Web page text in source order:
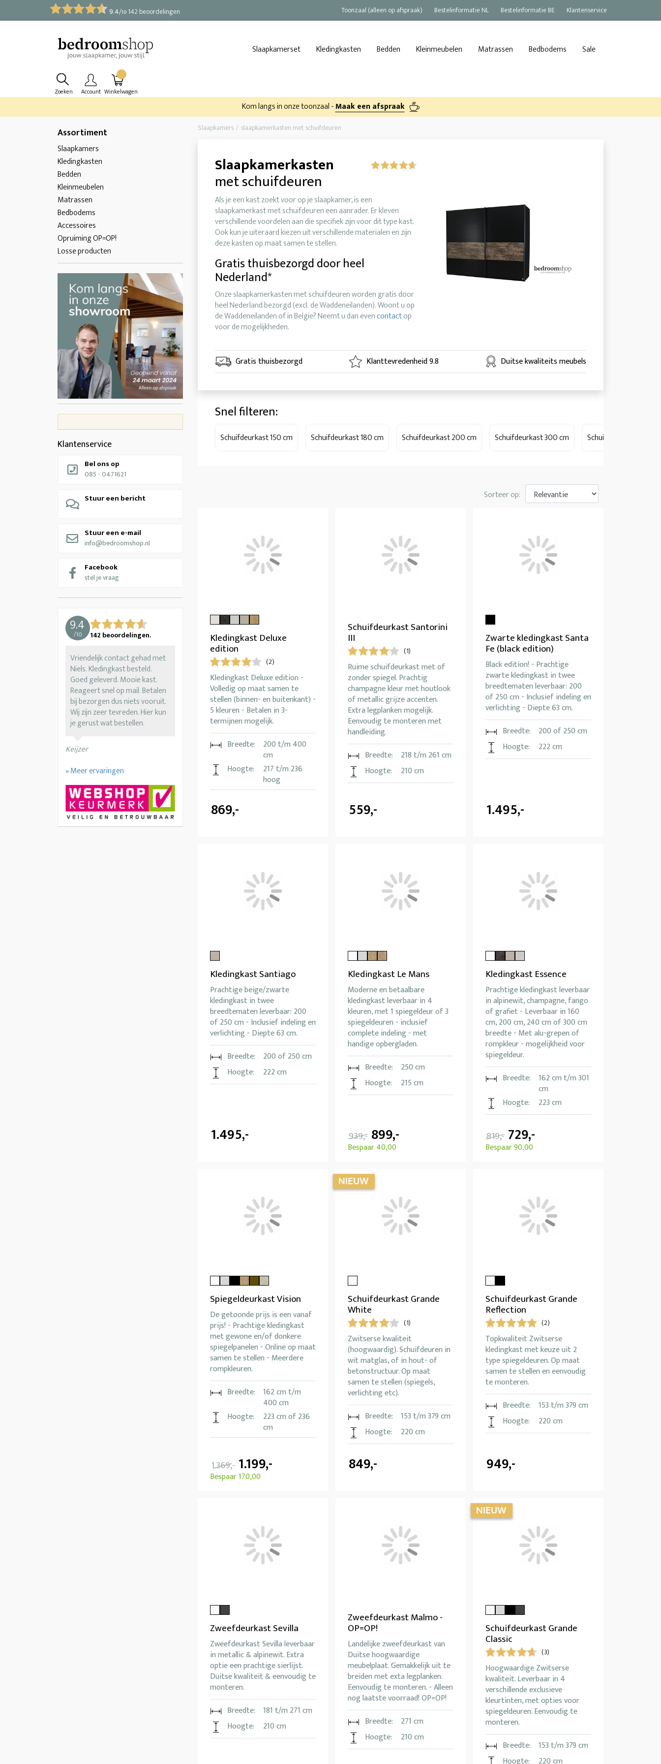
9.4/10 142 beoordelingen Toonzaal (alleen op afspraak) Bestelinformatie NL Bestelinformatie BE Klantenservice
Slaapkamerset Kledingkasten Bedden Kleinmeubelen Matrassen Bedbodems Sale
Zoeken Account Winkelwagen
Kom langs in onze toonzaal -Maak een afspraak
Assortiment
Slaapkamers
Kledingkasten
Bedden
Kleinmeubelen
Matrassen
Bedbodems
Accessoires
Opruiming OP=OP!
Losse producten
Klantenservice
Bel ons op
085 - 0471621
Stuur een bericht
Stuur een e-mail
info@bedroomshop.nl
Facebook
stel je vraag
9.4
/10 142 beoordelingen.
Vriendelijk contact gehad met
Niels. Kledingkast besteld.
Goed geleverd. Mooie kast.
Reageert snel op mail. Betalen
bij bezorgen dus niets vooruit.
Wij zijn zeer tevreden. Hier kun
je gerust wat bestellen.
Keijzer
» Meer ervaringen
Slaapkamers slaapkamerkasten met schuifdeuren
Slaapkamerkasten
met schuifdeuren
Als je een kast zoekt voor op je slaapkamer, is een
slaapkamerkast met schuifdeuren een aanrader. Er kleven
verschillende voordelen aan die specifiek zijn voor dit type kast.
Ook kun je uiteraard kiezen uit verschillende materialen en zijn
deze kasten op maat samen te stellen.
Gratis thuisbezorgd door heel
Nederland*
Onze slaapkamerkasten met schuifdeuren worden gratis door
heel Nederland bezorgd (excl. de Waddeneilanden). Woont u op
de Waddeneilanden of in Belgie? Neemt u dan evencontactop
voor de mogelijkheden.
Gratis thuisbezorgd Klanttevredenheid 9.8 Duitse kwaliteits meubels
Snel filteren:
Schuifdeurkast 150 cm Schuifdeurkast 180 cm Schuifdeurkast 200 cm Schuifdeurkast 300 cm Schuifdeurkast 400
Sorteer op:
Kledingkast Deluxe
edition
(2)
Kledingkast Deluxe edition -
Volledig op maat samen te
stellen (binnen- en buitenkant) -
5 kleuren - Betalen in 3-
termijnen mogelijk.
Breedte:
200 t/m 400
cm
Hoogte:
217 t/m 236
hoog
869,-
Schuifdeurkast Santorini
III
(1)
Ruime schuifdeurkast met of
zonder spiegel. Prachtig
champagne kleur met houtlook
of metallic grijze accenten.
Extra legplanken mogelijk.
Eenvoudig te monteren met
handleiding.
Breedte:
218 t/m 261 cm
Hoogte:
210 cm
559,-
Zwarte kledingkast Santa
Fe (black edition)
Black edition! - Prachtige
zwarte kledingkast in twee
breedtematen leverbaar: 200
of 250 cm - Inclusief indeling en
verlichting - Diepte 63 cm.
Breedte:
200 of 250 cm
Hoogte:
222 cm
1.495,-
Kledingkast Santiago
Prachtige beige/zwarte
kledingkast in twee
breedtematen leverbaar: 200
of 250 cm - Inclusief indeling en
verlichting - Diepte 63 cm.
Breedte:
200 of 250 cm
Hoogte:
222 cm
1.495,-
Kledingkast Le Mans
Moderne en betaalbare
kledingkast leverbaar in 4
kleuren, met 1 spiegeldeur of 3
spiegeldeuren - inclusief
complete indeling - met
handige opbergladen.
Breedte:
250 cm
Hoogte:
215 cm
939,- 899,-
Bespaar 40,00
Kledingkast Essence
Prachtige kledingkast leverbaar
in alpinewit, champagne, fango
of grafiet - Leverbaar in 160
cm, 200 cm, 240 cm of 300 cm
breedte - Met alu-grepen of
rompkleur - mogelijkheid voor
spiegeldeur.
Breedte:
162 cm t/m 301
cm
Hoogte:
223 cm
819,- 729,-
Bespaar 90,00
Spiegeldeurkast Vision
De getoonde prijs is een vanaf
prijs! - Prachtige kledingkast
met gewone en/of donkere
spiegelpanelen - Online op maat
samen te stellen - Meerdere
rompkleuren.
Breedte:
162 cm t/m
400 cm
Hoogte:
223 cm of 236
cm
1.369,- 1.199,-
Bespaar 170,00
Schuifdeurkast Grande
White
(1)
Zwitserse kwaliteit
(hoogwaardig). Schuifdeuren in
wit matglas, of in hout- of
betonstructuur. Op maat
samen te stellen (spiegels,
verlichting etc).
Breedte:
153 t/m 379 cm
Hoogte:
220 cm
849,-
Schuifdeurkast Grande
Reflection
(2)
Topkwaliteit Zwitserse
kledingkast met keuze uit 2
type spiegeldeuren. Op maat
samen te stellen en eenvoudig
te monteren.
Breedte:
153 t/m 379 cm
Hoogte:
220 cm
949,-
Zweefdeurkast Sevilla
Zweefdeurkast Sevilla leverbaar
in metallic & alpinewit. Extra
optie een prachtige sierlijst.
Duitse kwaliteit & eenvoudig te
monteren.
Breedte:
181 t/m 271 cm
Hoogte:
210 cm
Zweefdeurkast Malmo -
OP=OP!
Landelijke zweefdeurkast van
Duitse hoogwaardige
meubelplaat. Gemakkelijk uit te
breiden met exta legplanken.
Eenvoudig te monteren. - Alleen
nog laatste voorraad! OP=OP!
Breedte:
271 cm
Hoogte:
210 cm
Schuifdeurkast Grande
Classic
(3)
Hoogwaardige Zwitserse
kwaliteit. Leverbaar in 4
verschillende exclusieve
kleurtinten, met opties voor
spiegeldeuren. Eenvoudig te
monteren.
Breedte:
153 t/m 379 cm